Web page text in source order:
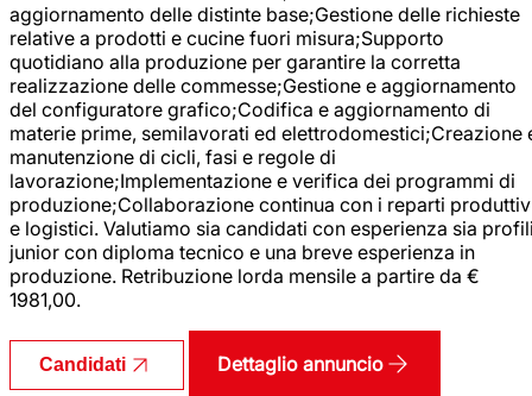
aggiornamento delle distinte base;Gestione delle richieste
relative a prodotti e cucine fuori misura;Supporto
quotidiano alla produzione per garantire la corretta
realizzazione delle commesse;Gestione e aggiornamento
del configuratore grafico;Codifica e aggiornamento di
materie prime, semilavorati ed elettrodomestici;Creazione
manutenzione di cicli, fasi e regole di
lavorazione;Implementazione e verifica dei programmi di
produzione;Collaborazione continua con i reparti
e logistici. Valutiamo sia candidati con esperienza sia
junior con diploma tecnico e una breve esperienza in
produzione. Retribuzione lorda mensile a partire da €
1981,00.
Candidati Dettaglio annuncio